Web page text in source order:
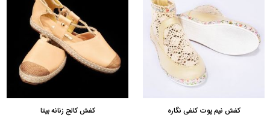
کفش نیم پوت کنفی نگاره کفش کالج زنانه بیتا